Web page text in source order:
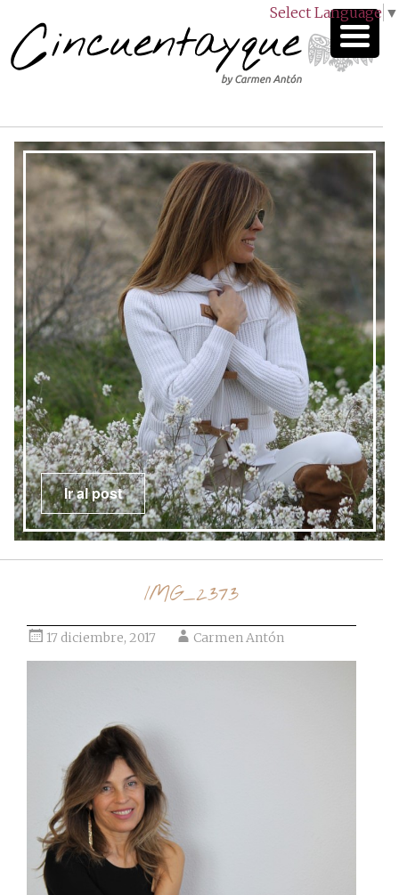
Select Language ▼
Ir al post
IMG_2373
17 diciembre, 2017 Carmen Antón